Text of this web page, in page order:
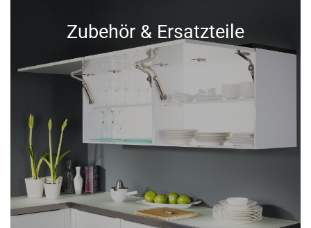
Zubehör & Ersatzteile